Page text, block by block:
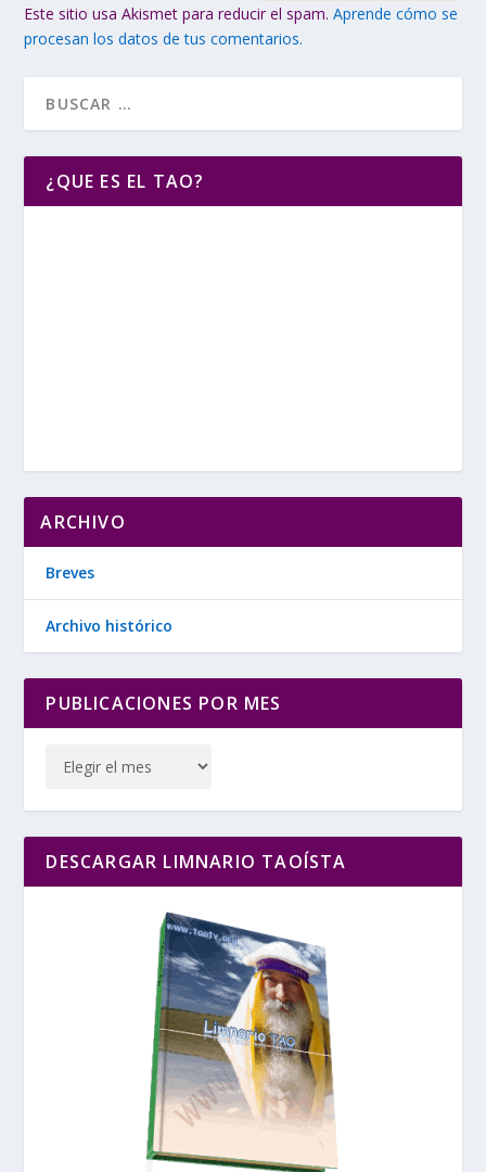
Este sitio usa Akismet para reducir el spam.Aprende cómo se
procesan los datos de tus comentarios.
¿QUE ES EL TAO?
ARCHIVO
Breves
Archivo histórico
PUBLICACIONES POR MES
DESCARGAR LIMNARIO TAOÍSTA